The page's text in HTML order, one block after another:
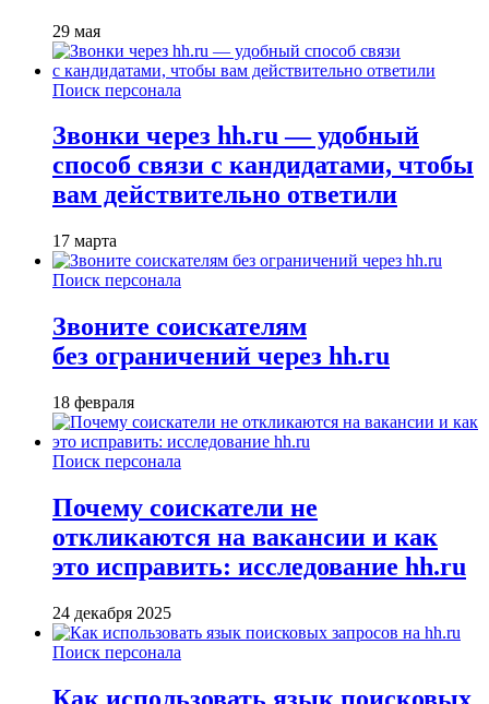
29 мая
Поиск персонала
Звонки через hh.ru — удобный
способ связи с кандидатами, чтобы
вам действительно ответили
17 марта
Поиск персонала
Звоните соискателям
без ограничений через hh.ru
18 февраля
Поиск персонала
Почему соискатели не
откликаются на вакансии и как
это исправить: исследование hh.ru
24 декабря 2025
Поиск персонала